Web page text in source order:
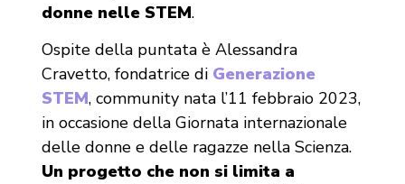
donne nelle STEM.
Ospite della puntata è Alessandra
Cravetto, fondatrice di Generazione
STEM, community nata l’11 febbraio 2023,
in occasione della Giornata internazionale
delle donne e delle ragazze nella Scienza.
Un progetto che non si limita a